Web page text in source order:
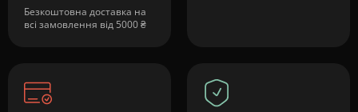
Безкоштовна доставка на
всі замовлення від 5000 ₴